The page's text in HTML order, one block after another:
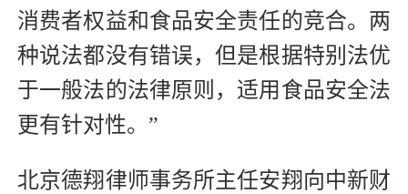
消费者权益和食品安全责任的竞合。两
种说法都没有错误，但是根据特别法优
于一般法的法律原则，适用食品安全法
更有针对性。”
北京德翔律师事务所主任安翔向中新财